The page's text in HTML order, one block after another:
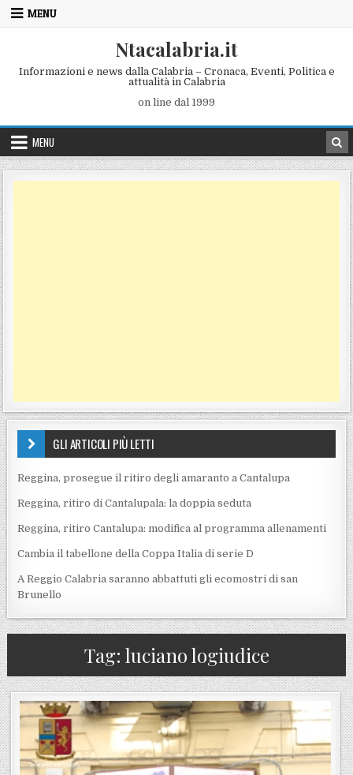
Skip to content
MENU
Ntacalabria.it
Informazioni e news dalla Calabria – Cronaca, Eventi, Politica e
attualità in Calabria
on line dal 1999
MENU
GLI ARTICOLI PIÙ LETTI
Reggina, prosegue il ritiro degli amaranto a Cantalupa
Reggina, ritiro di Cantalupala: la doppia seduta
Reggina, ritiro Cantalupa: modifica al programma allenamenti
Cambia il tabellone della Coppa Italia di serie D
A Reggio Calabria saranno abbattuti gli ecomostri di san
Brunello
Tag: luciano logiudice